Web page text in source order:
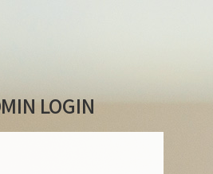
LOGIN